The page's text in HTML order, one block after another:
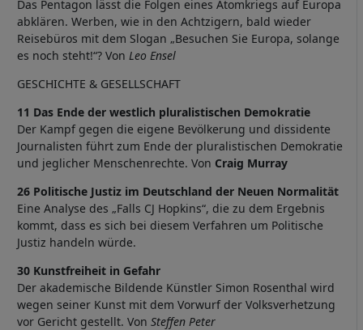
Das Pentagon lässt die Folgen eines Atomkriegs auf Europa
abklären. Werben, wie in den Achtzigern, bald wieder
Reisebüros mit dem Slogan „Besuchen Sie Europa, solange
es noch steht!“? Von Leo Ensel
GESCHICHTE & GESELLSCHAFT
11 Das Ende der westlich pluralistischen Demokratie
Der Kampf gegen die eigene Bevölkerung und dissidente
Journalisten führt zum Ende der pluralistischen Demokratie
und jeglicher Menschenrechte. Von Craig Murray
26 Politische Justiz im Deutschland der Neuen Normalität
Eine Analyse des „Falls CJ Hopkins“, die zu dem Ergebnis
kommt, dass es sich bei diesem Verfahren um Politische
Justiz handeln würde.
30 Kunstfreiheit in Gefahr
Der akademische Bildende Künstler Simon Rosenthal wird
wegen seiner Kunst mit dem Vorwurf der Volksverhetzung
vor Gericht gestellt. Von Steffen Peter